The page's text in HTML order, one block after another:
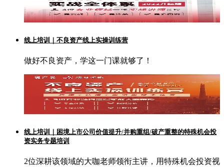
线上培训｜不良资产线上实操训练营
做好不良资产，学这一门课就够了！
线上培训｜困境上市公司价值提升/并购重组/破产重整的特殊机会投
资实务专题培训
2位深耕该领域的大咖老师领衔主讲，用特殊机会投资视